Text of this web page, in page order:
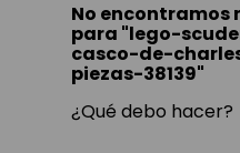
toy story
No encontramos
para "lego-
casco-de-
piezas-38139"
¿Qué debo hacer?